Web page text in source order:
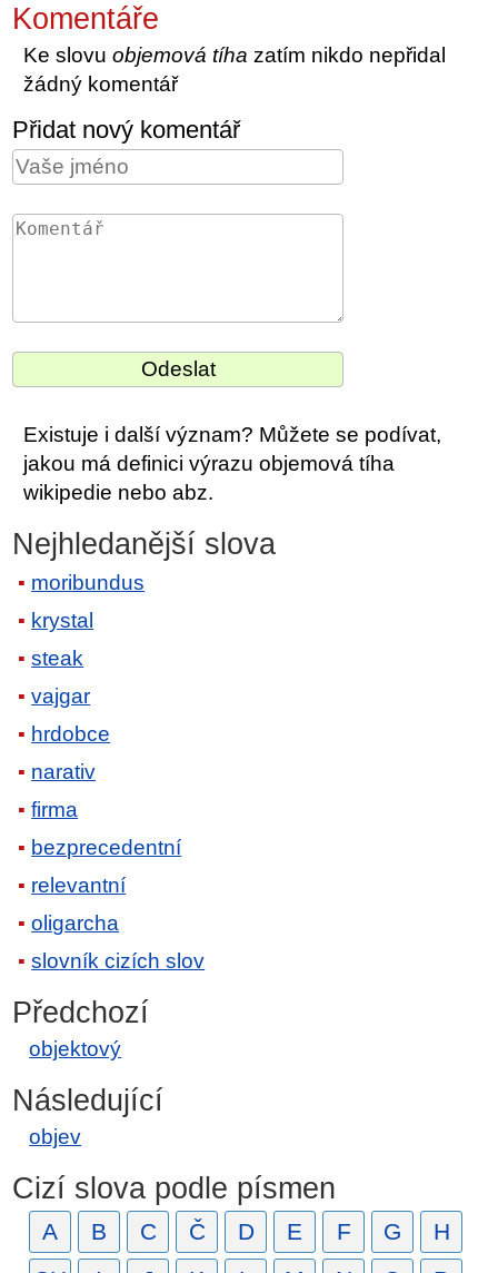
Komentáře
Ke slovuobjemová tíha zatím nikdo nepřidal
žádný komentář
Přidat nový komentář
Existuje i další význam? Můžete se podívat,
jakou má definici výrazu objemová tíha
wikipedie nebo abz.
Nejhledanější slova
moribundus
krystal
steak
vajgar
hrdobce
narativ
firma
bezprecedentní
relevantní
oligarcha
slovník cizích slov
Předchozí
objektový
Následující
objev
Cizí slova podle písmen
A B C Č D E F G
H